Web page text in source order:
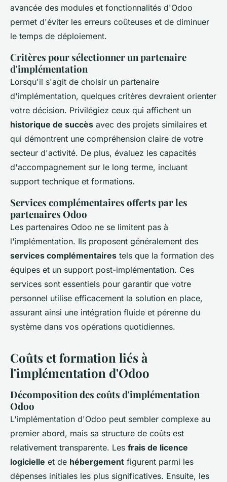
avancée des modules et fonctionnalités d'Odoo
permet d'éviter les erreurs coûteuses et de diminuer
le temps de déploiement.
Critères pour sélectionner un partenaire
d'implémentation
Lorsqu'il s'agit de choisir un partenaire
d'implémentation, quelques critères devraient orienter
votre décision. Privilégiez ceux qui affichent un
historique de succès avec des projets similaires et
qui démontrent une compréhension claire de votre
secteur d'activité. De plus, évaluez les capacités
d'accompagnement sur le long terme, incluant
support technique et formations.
Services complémentaires offerts par les
partenaires Odoo
Les partenaires Odoo ne se limitent pas à
l'implémentation. Ils proposent généralement des
services complémentaires tels que la formation des
équipes et un support post-implémentation. Ces
services sont essentiels pour garantir que votre
personnel utilise efficacement la solution en place,
assurant ainsi une intégration fluide et pérenne du
système dans vos opérations quotidiennes.
Coûts et formation liés à
l'implémentation d'Odoo
Décomposition des coûts d'implémentation
Odoo
L'implémentation d'Odoo peut sembler complexe au
premier abord, mais sa structure de coûts est
relativement transparente. Les frais de licence
logicielle et de hébergement figurent parmi les
dépenses initiales les plus significatives. Ensuite, les